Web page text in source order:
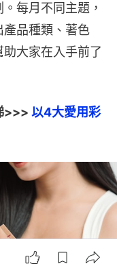
每月不同主題，
品種類、著色
大家在入手前了
>>> 以4大愛用彩